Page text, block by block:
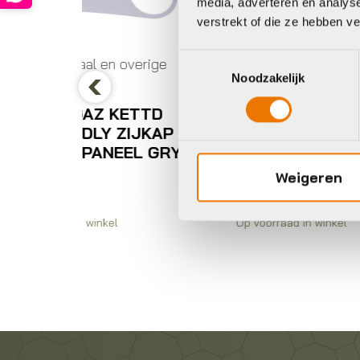
verstrekt of die ze hebben
Noodzakelijk
Weigeren
Previous
Kleinmateriaal en overige
Gazelle GAZ KETTD
KAST MILDLY ZIJKAP
+ MIDDENPANEEL ZW
€24,95
Op voorraad in winkel